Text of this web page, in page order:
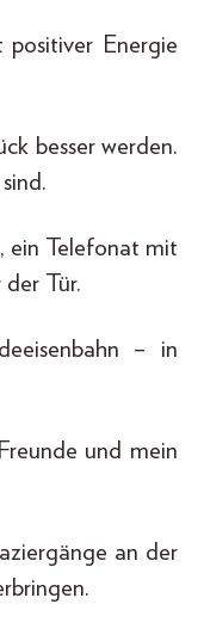
positiver Energie
besser werden.
ein Telefonat mit
Tür.
– in
und mein
an der